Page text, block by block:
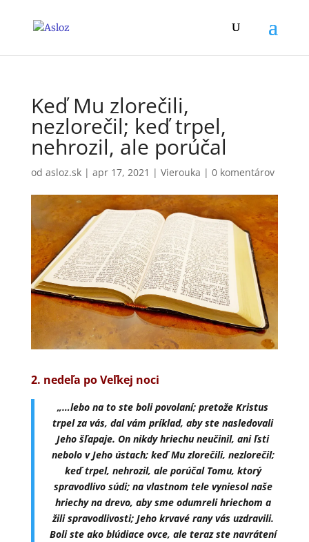
Keď Mu zlorečili,
nezlorečil; keď trpel,
nehrozil, ale porúčal
od asloz.sk| apr 17, 2021 | Vierouka | 0 komentárov
2. nedeľa po Veľkej noci
„…lebo na to ste boli povolaní; pretože Kristus
trpel za vás, dal vám príklad, aby ste nasledovali
Jeho šľapaje. On nikdy hriechu neučinil, ani ľsti
nebolo v Jeho ústach; keď Mu zlorečili, nezlorečil;
keď trpel, nehrozil, ale porúčal Tomu, ktorý
spravodlivo súdi; na vlastnom tele vyniesol naše
hriechy na drevo, aby sme odumreli hriechom a
žili spravodlivosti; Jeho krvavé rany vás uzdravili.
Boli ste ako blúdiace ovce, ale teraz ste navrátení